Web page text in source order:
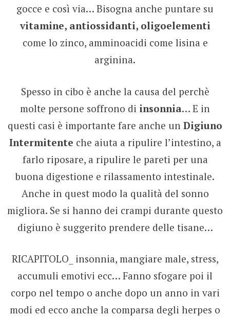
gocce e così via… Bisogna anche puntare su
vitamine, antiossidanti, oligoelementi
come lo zinco, amminoacidi come lisina e
arginina.
Spesso in cibo è anche la causa del perchè
molte persone soffrono di insonnia… E in
questi casi è importante fare anche un Digiuno
Intermitente che aiuta a ripulire l’intestino, a
farlo riposare, a ripulire le pareti per una
buona digestione e rilassamento intestinale.
Anche in quest modo la qualità del sonno
migliora. Se si hanno dei crampi durante questo
digiuno è suggerito prendere delle tisane…
RICAPITOLO_ insonnia, mangiare male, stress,
accumuli emotivi ecc… Fanno sfogare poi il
corpo nel tempo o anche dopo un anno in vari
modi ed ecco anche la comparsa degli herpes o